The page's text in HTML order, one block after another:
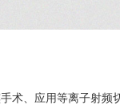
术、应用等离子射频